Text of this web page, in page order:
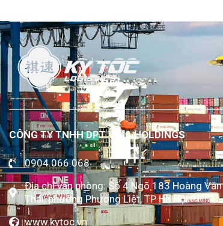
CÔNG TY TNHH DPT VINA HOLDINGS
0904.066.068
Địa chỉ văn phòng: Số 4 Ngõ 183 Hoàng Văn
Thái, phường Phương Liệt, TP Hà Nội
www.kytoc.vn